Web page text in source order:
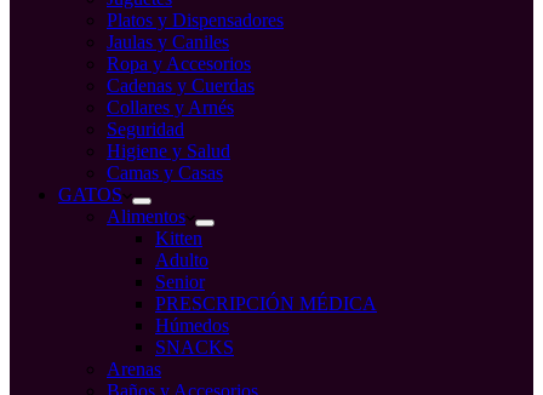
Platos y Dispensadores
Jaulas y Caniles
Ropa y Accesorios
Cadenas y Cuerdas
Collares y Arnés
Seguridad
Higiene y Salud
Camas y Casas
GATOS
Alimentos
Kitten
Adulto
Senior
PRESCRIPCIÓN MÉDICA
Húmedos
SNACKS
Arenas
Baños y Accesorios